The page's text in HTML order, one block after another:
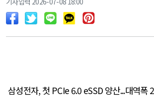
삼성전자, 첫 PCIe 6.0 eSSD 양산...대역폭